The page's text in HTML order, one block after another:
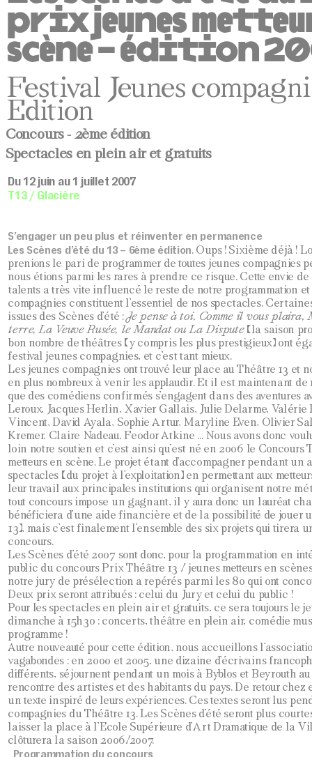
prix jeunes
scène – édition
Festival Jeunes
Edition
Concours - 2ème édition
Spectacles en plein air et gratuits
Du 12 juin au 1 juillet 2007
T13 / Glacière
S’engager un peu plus et réinventer en permanence
Les Scènes d’été du 13 – 6ème édition. Oups ! Sixième déjà !
prenions le pari de programmer de toutes jeunes compagnies
nous étions parmi les rares à prendre ce risque. Cette envie
talents a très vite influencé le reste de notre programmation et
compagnies constituent l’essentiel de nos spectacles.
issues des Scènes d’été :Je pense à toi, Comme il vous plaira,
terre, La Veuve Rusée, le Mandat ou La Dispute(la saison
bon nombre de théâtres (y compris les plus prestigieux) ont
festival jeunes compagnies, et c’est tant mieux.
Les jeunes compagnies ont trouvé leur place au Théâtre 13 et
en plus nombreux à venir les applaudir. Et il est maintenant de
que des comédiens confirmés s’engagent dans des aventures
Leroux, Jacques Herlin, Xavier Gallais, Julie Delarme,
Vincent, David Ayala, Sophie Artur, Maryline Even, Olivier
Kremer, Claire Nadeau, Feodor Atkine … Nous avons donc
loin notre soutien et c’est ainsi qu’est né en 2006 le Concours
metteurs en scène. Le projet étant d’accompagner pendant un
spectacles (du projet à l’exploitation) en permettant aux
leur travail aux principales institutions qui organisent notre
tout concours impose un gagnant, il y aura donc un lauréat
bénéficiera d’une aide financière et de la possibilité de jouer
13), mais c’est finalement l’ensemble des six projets qui tirera
concours.
Les Scènes d’été 2007 sont donc, pour la programmation en
public du concours Prix Théâtre 13 / jeunes metteurs en
notre jury de présélection a repérés parmi les 80 qui ont
Deux prix seront attribués : celui du Jury et celui du public !
Pour les spectacles en plein air et gratuits, ce sera toujours le
dimanche à 15h30 : concerts, théâtre en plein air, comédie
programme !
Autre nouveauté pour cette édition, nous accueillons
vagabondes : en 2000 et 2005, une dizaine d’écrivains
différents, séjournent pendant un mois à Byblos et Beyrouth
rencontre des artistes et des habitants du pays. De retour chez
un texte inspiré de leurs expériences. Ces textes seront lus
compagnies du Théâtre 13. Les Scènes d’été seront plus
laisser la place à l’Ecole Supérieure d’Art Dramatique de la
clôturera la saison 2006/2007.
Programmation du concours